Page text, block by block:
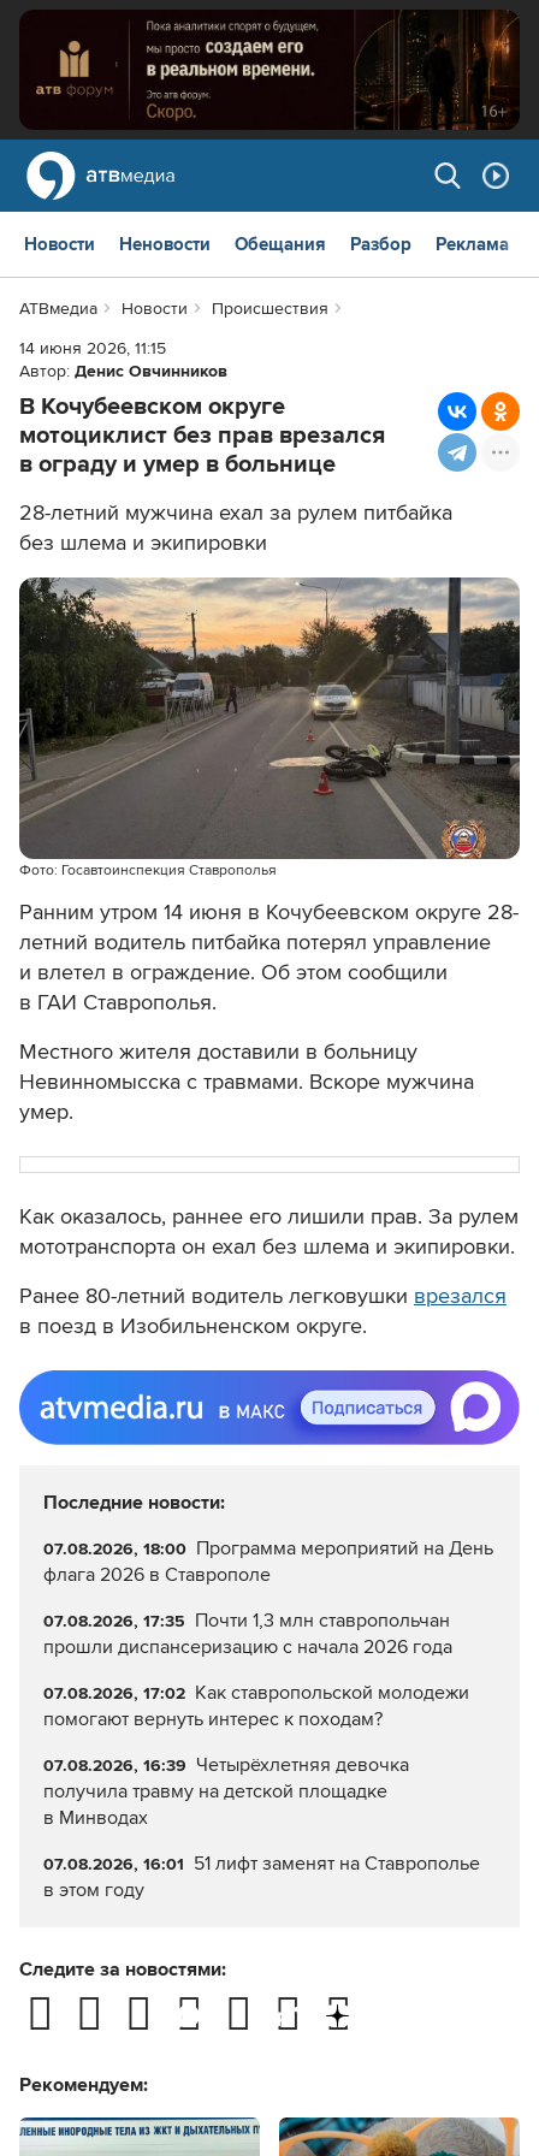
Новости Неновости Обещания Разбор Реклама
АТВмедиа Новости
Происшествия
14 июня 2026, 11:15
Автор: Денис Овчинников
В Кочубеевском округе
мотоциклист без прав врезался
в ограду и умер в больнице
28-летний мужчина ехал за рулем питбайка
без шлема и экипировки
Фото: Госавтоинспекция Ставрополья
Ранним утром 14 июня в Кочубеевском округе 28-
летний водитель питбайка потерял управление
и влетел в ограждение. Об этом сообщили
в ГАИ Ставрополья.
Местного жителя доставили в больницу
Невинномысска с травмами. Вскоре мужчина
умер.
Как оказалось, раннее его лишили прав. За рулем
мототранспорта он ехал без шлема и экипировки.
Ранее 80-летний водитель легковушки врезался
в поезд в Изобильненском округе.
Последние новости:
07.08.2026, 18:00 Программа мероприятий на День
флага 2026 в Ставрополе
07.08.2026, 17:35 Почти 1,3 млн ставропольчан
прошли диспансеризацию с начала 2026 года
07.08.2026, 17:02 Как ставропольской молодежи
помогают вернуть интерес к походам?
07.08.2026, 16:39 Четырёхлетняя девочка
получила травму на детской площадке
в Минводах
07.08.2026, 16:01 51 лифт заменят на Ставрополье
в этом году
Следите за новостями:
Рекомендуем: